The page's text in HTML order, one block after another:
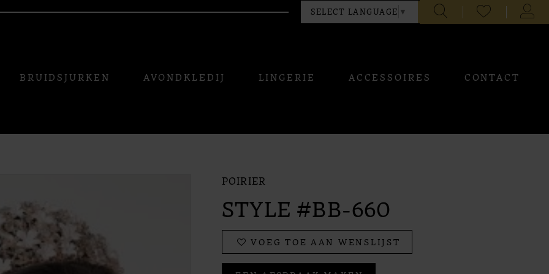
SELECT LANGUAGE ▼
CHECK
WISHLIST
BRUIDSJURKEN AVONDKLEDIJ LINGERIE ACCESSOIRES CONTACT
POIRIER
STYLE #BB-660
VOEG TOE AAN WENSLIJST